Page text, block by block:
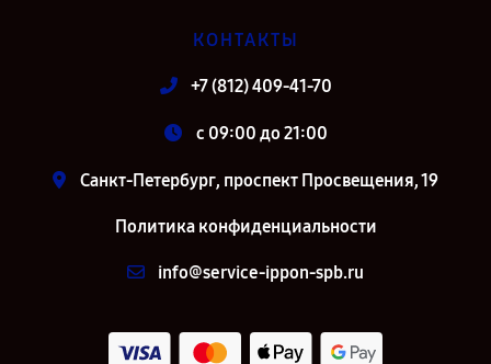
КОНТАКТЫ
+7 (812) 409-41-70
c 09:00 до 21:00
Санкт-Петербург, проспект Просвещения, 19
Политика конфиденциальности
info@service-ippon-spb.ru